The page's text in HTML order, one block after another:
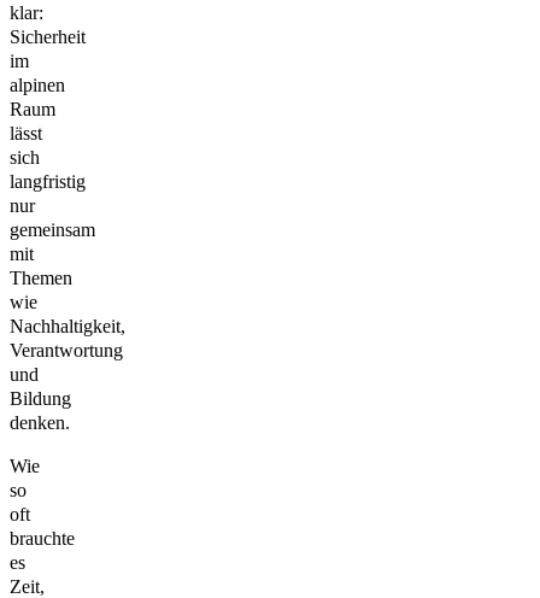
klar:
Sicherheit
im
alpinen
Raum
lässt
sich
langfristig
nur
gemeinsam
mit
Themen
wie
Nachhaltigkeit,
Verantwortung
und
Bildung
denken.
Wie
so
oft
brauchte
es
Zeit,